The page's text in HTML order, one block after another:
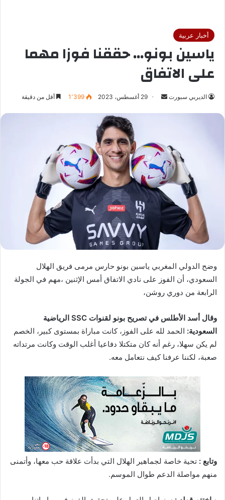
أخبار عربية
ياسين بونو… حققنا فوزا مهما
على الاتفاق
الديربي سبورت
ب
ر
ي
د
ا
ت
و
ن
29 أغسطس، 2023 1٬399 أقل من دقيقة
وضح الدولي المغربي ياسين بونو حارس مرمى فريق الهلال
السعودي، أن الفوز على نادي الاتفاق أمس الإثنين ،مهم في الجولة
الرابعة من دوري روشن،
وقال أسد الأطلس في تصريح بونو لقنوات SSC الرياضية
السعودية: الحمد لله على الفوز، كانت مباراة بمستوى كبير، الخصم
لم يكن سهلا، رغم أنه كان متكتلا دفاعيا أغلب الوقت وكانت مرتداته
صعبة، لكننا عرفنا كيف نتعامل معه.
وتابع : تحية خاصة لجماهير الهلال التي بدأت علاقة حب معها، وأتمنى
منهم مواصلة الدعم طوال الموسم.